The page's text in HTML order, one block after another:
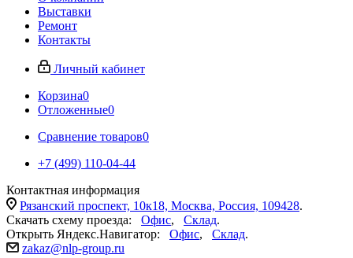
Выставки
Ремонт
Контакты
Личный кабинет
Корзина0
Отложенные0
Сравнение товаров0
+7 (499) 110-04-44
Контактная информация
Рязанский проспект, 10к18, Москва, Россия, 109428.
Скачать схему проезда: Офис, Склад.
Открыть Яндекс.Навигатор: Офис, Склад.
zakaz@nlp-group.ru